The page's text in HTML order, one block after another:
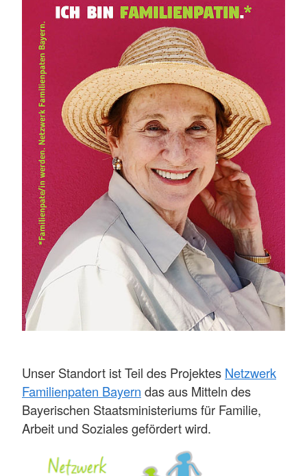
Unser Standort ist Teil des Projektes Netzwerk
Familienpaten Bayern das aus Mitteln des
Bayerischen Staatsministeriums für Familie,
Arbeit und Soziales gefördert wird.